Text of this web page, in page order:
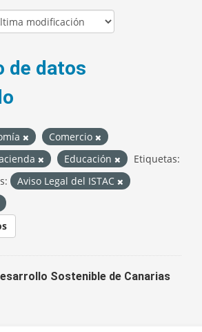
de datos
Comercio
Educación
Etiquetas:
Aviso Legal del ISTAC
Sostenible de Canarias